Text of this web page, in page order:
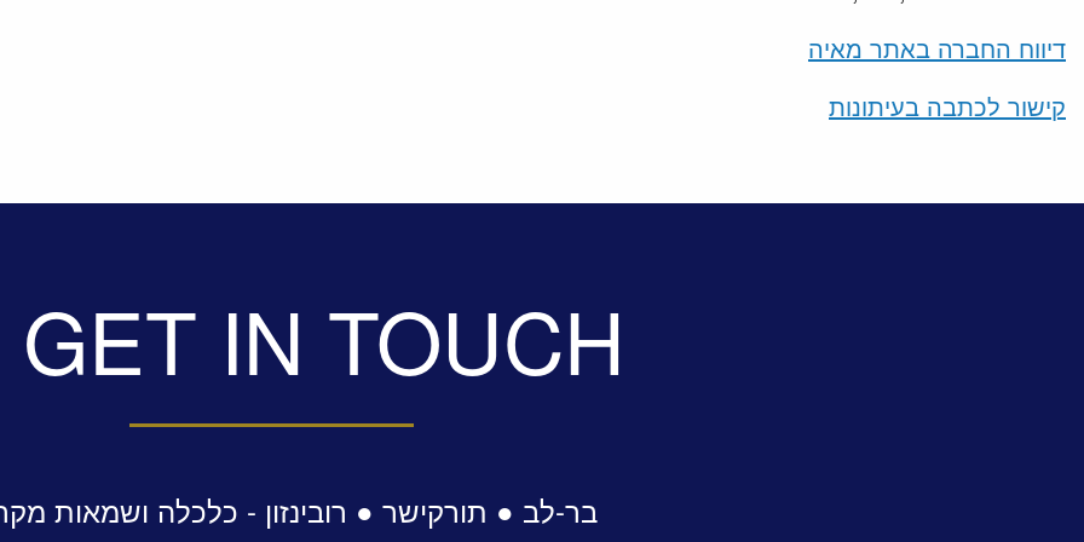
דיווח החברה באתר מאיה
קישור לכתבה בעיתונות
GET IN TOUCH
בר-לב ● תורקישר ● רובינזון - כלכלה ושמאות